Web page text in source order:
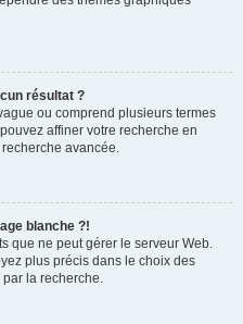
résultat ?
ou comprend plusieurs termes
affiner votre recherche en
avancée.
blanche ?!
que ne peut gérer le serveur Web.
plus précis dans le choix des
la recherche.